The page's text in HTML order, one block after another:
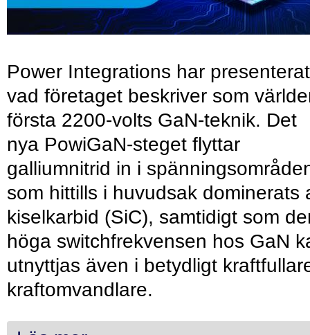
Power Integrations har presenterat
vad företaget beskriver som
första 2200-volts GaN-teknik. Det
nya PowiGaN-steget flyttar
galliumnitrid in i
som hittills i huvudsak dominerats
kiselkarbid (SiC), samtidigt som
höga switchfrekvensen hos GaN
utnyttjas även i betydligt
kraftomvandlare.